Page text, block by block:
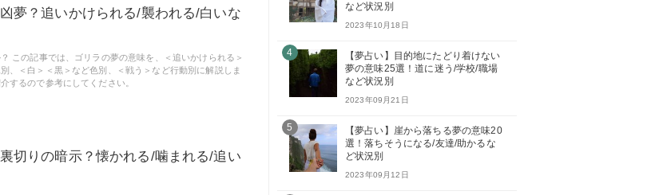
夢？追いかけられる/襲われる/白いな
この記事では、ゴリラの夢の意味を、＜追いかけられる＞
、＜白＞＜黒＞など色別、＜戦う＞など行動別に解説しま
するので参考にしてください。
切りの暗示？懐かれる/噛まれる/追い
など状況別
2023年10月18日
4
【夢占い】目的地にたどり着けない
夢の意味25選！道に迷う/学校/職場
など状況別
2023年09月21日
5
【夢占い】崖から落ちる夢の意味20
選！落ちそうになる/友達/助かるな
ど状況別
2023年09月12日